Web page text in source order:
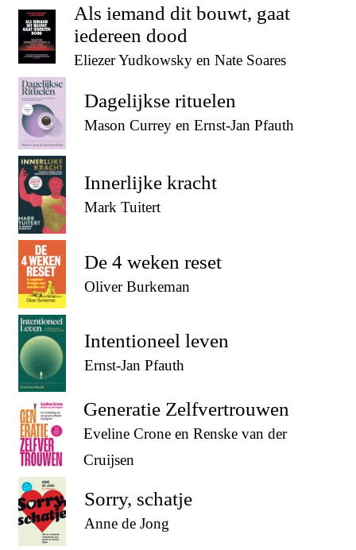
Als iemand dit bouwt, gaat
iedereen dood
Eliezer Yudkowsky en Nate Soares
Dagelijkse rituelen
Mason Currey en Ernst-Jan Pfauth
Innerlijke kracht
Mark Tuitert
De 4 weken reset
Oliver Burkeman
Intentioneel leven
Ernst-Jan Pfauth
Generatie Zelfvertrouwen
Eveline Crone en Renske van der
Cruijsen
Sorry, schatje
Anne de Jong